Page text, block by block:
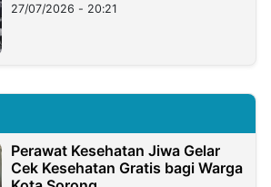
27/07/2026 - 20:21
Perawat Kesehatan Jiwa Gelar
Cek Kesehatan Gratis bagi Warga